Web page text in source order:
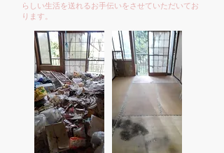
らしい生活を送れるお手伝いをさせていただいてお
ります。